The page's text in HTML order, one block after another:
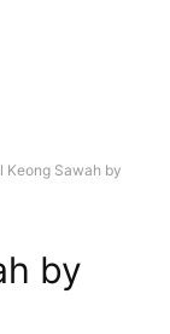
Keong Sawah by
by